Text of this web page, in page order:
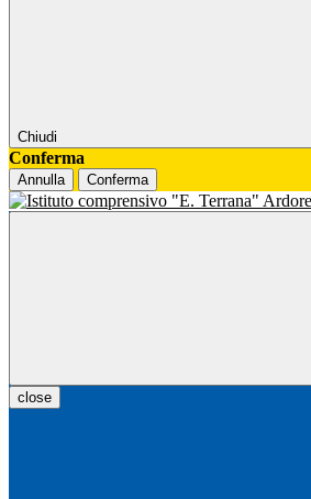
Chiudi
Conferma
Annulla Conferma
close